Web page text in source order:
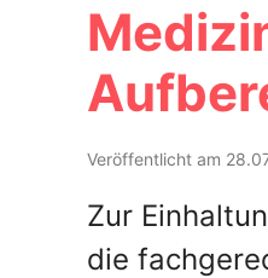
Veröffentlicht am
Zur
die